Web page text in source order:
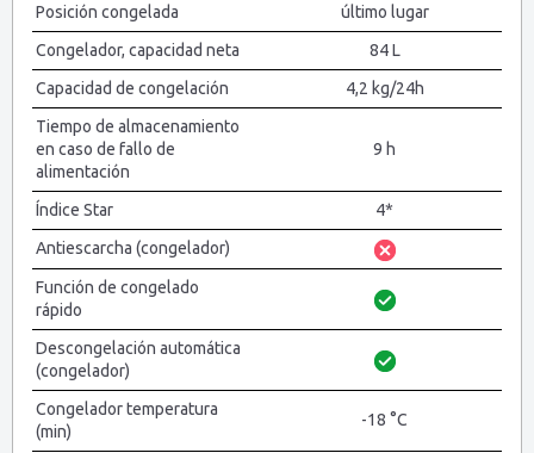
Posición congelada
último lugar
Congelador, capacidad neta
84 L
Capacidad de congelación
4,2 kg/24h
Tiempo de almacenamiento
en caso de fallo de
alimentación
9 h
Índice Star
4*
Antiescarcha (congelador)
Función de congelado
rápido
Descongelación automática
(congelador)
Congelador temperatura
(min)
-18 °C